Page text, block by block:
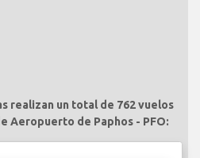
realizan un total de 762 vuelos
Aeropuerto de Paphos - PFO: